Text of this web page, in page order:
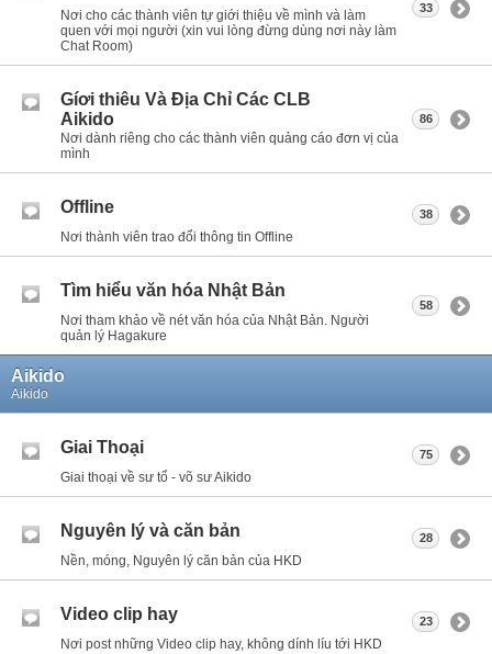
Nơi cho các thành viên tự giới thiệu về mình và làm
quen với mọi người (xin vui lòng đừng dùng nơi này làm
Chat Room)
33
Gíơi thiêu Và Địa Chỉ Các CLB
Aikido
Nơi dành riêng cho các thành viên quảng cáo đơn vị của
mình
86
Offline
Nơi thành viên trao đổi thông tin Offline
38
Tìm hiểu văn hóa Nhật Bản
Nơi tham khảo về nét văn hóa của Nhật Bản. Người
quản lý Hagakure
58
Aikido
Aikido
Giai Thoại
Giai thoại về sư tổ - võ sư Aikido
75
Nguyên lý và căn bản
Nền, móng, Nguyên lý căn bản của HKD
28
Video clip hay
Nơi post những Video clip hay, không dính líu tới HKD
23